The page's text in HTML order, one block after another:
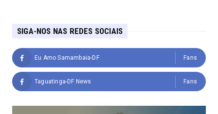
SIGA-NOS NAS REDES SOCIAIS
Eu Amo Samambaia-DF Fans
Taguatinga-DF News Fans